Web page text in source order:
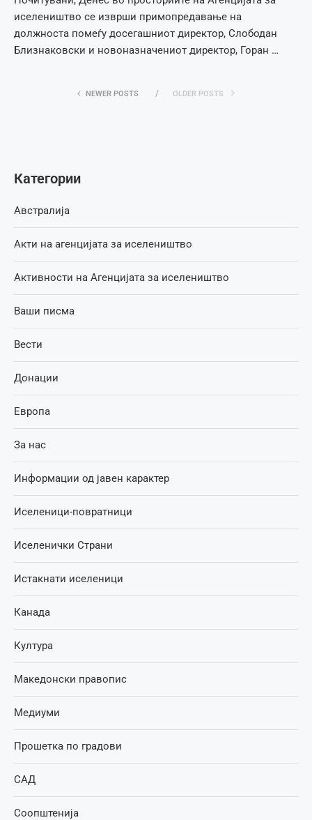
иселеништво се изврши примопредавање на
должноста помеѓу досегашниот директор, Слободан
Близнаковски и новоназначениот директор, Горан …
NEWER POSTS OLDER POSTS
Категории
Австралија
Акти на агенцијата за иселеништво
Активности на Агенцијата за иселеништво
Ваши писма
Вести
Донации
Европа
За нас
Информации од јавен карактер
Иселеници-повратници
Иселенички Страни
Истакнати иселеници
Канада
Култура
Македонски правопис
Медиуми
Прошетка по градови
САД
Соопштенија